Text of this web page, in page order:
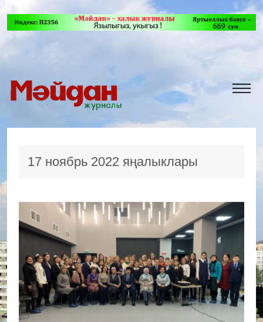
17 ноябрь 2022 яңалыклары